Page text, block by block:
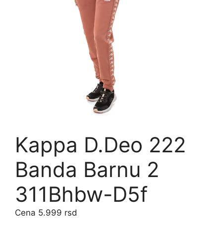
Kappa D.Deo 222
Banda Barnu 2
311Bhbw-D5f
5.999 rsd